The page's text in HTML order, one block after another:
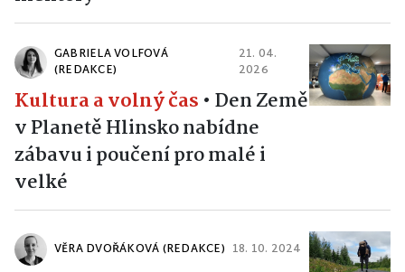
GABRIELA VOLFOVÁ
(REDAKCE)
21. 04.
2026
Kultura a volný čas • Den Země
v Planetě Hlinsko nabídne
zábavu i poučení pro malé i
velké
VĚRA DVOŘÁKOVÁ (REDAKCE) 18. 10. 2024